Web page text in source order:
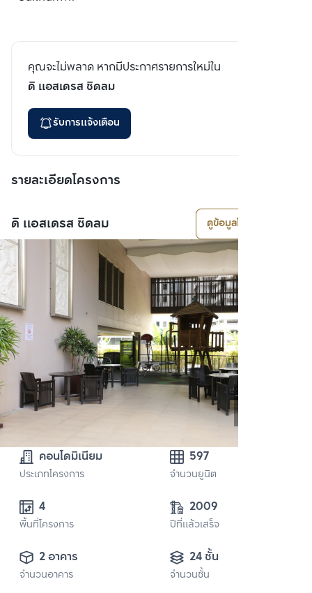
คุณจะไม่พลาด หากมีประกาศรายการใหม่ใน
ดิ แอสเดรส ชิดลม
รับการแจ้งเตือน
รายละเอียดโครงการ
ดิ แอสเดรส ชิดลม ดูข้อมูลโครงการ
คอนโดมิเนียม
ประเภทโครงการ
597
จำนวนยูนิต
4
พื้นที่โครงการ
2009
ปีที่แล้วเสร็จ
2 อาคาร
จำนวนอาคาร
24 ชั้น
จำนวนชั้น